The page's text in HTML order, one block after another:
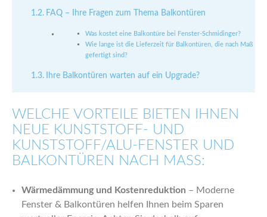
FAQ – Ihre Fragen zum Thema Balkontüren
Was kostet eine Balkontüre bei Fenster-Schmidinger?
Wie lange ist die Lieferzeit für Balkontüren, die nach Maß
gefertigt sind?
Ihre Balkontüren warten auf ein Upgrade?
WELCHE VORTEILE BIETEN IHNEN
NEUE KUNSTSTOFF- UND
KUNSTSTOFF/ALU-FENSTER UND
BALKONTÜREN NACH MASS:
Wärmedämmung und Kostenreduktion – Moderne
Fenster & Balkontüren helfen Ihnen beim Sparen